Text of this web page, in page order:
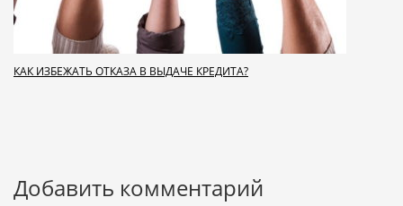
КАК ИЗБЕЖАТЬ ОТКАЗА В ВЫДАЧЕ КРЕДИТА?
Добавить комментарий